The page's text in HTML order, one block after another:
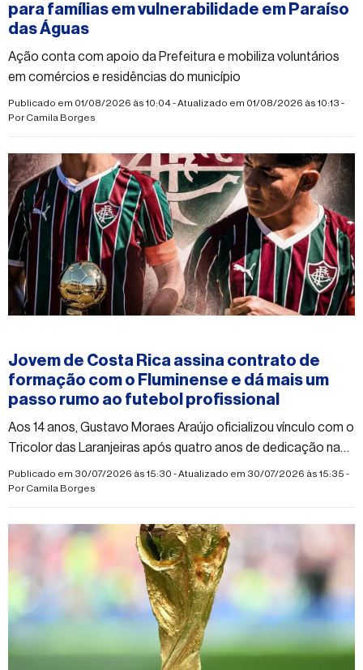
para famílias em vulnerabilidade em Paraíso
das Águas
Ação conta com apoio da Prefeitura e mobiliza voluntários
em comércios e residências do município
Publicado em 01/08/2026 às 10:04 - Atualizado em 01/08/2026 às 10:13 -
PorCamila Borges
Jovem de Costa Rica assina contrato de
formação com o Fluminense e dá mais um
passo rumo ao futebol profissional
Aos 14 anos, Gustavo Moraes Araújo oficializou vínculo com o
Tricolor das Laranjeiras após quatro anos de dedicação nas
categorias de base do clube
Publicado em 30/07/2026 às 15:30 - Atualizado em 30/07/2026 às 15:35 -
PorCamila Borges